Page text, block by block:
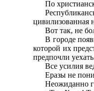
По
цивилизованная
Вот так, не
В городе
которой их
предпочли
Все усилия
Еразы не
Неожиданно